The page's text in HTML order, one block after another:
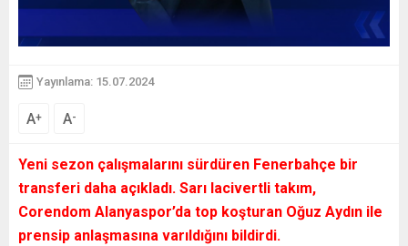
Yayınlama: 15.07.2024
A+ A-
Yeni sezon çalışmalarını sürdüren Fenerbahçe bir
transferi daha açıkladı. Sarı lacivertli takım,
Corendom Alanyaspor’da top koşturan Oğuz Aydın ile
prensip anlaşmasına varıldığını bildirdi.